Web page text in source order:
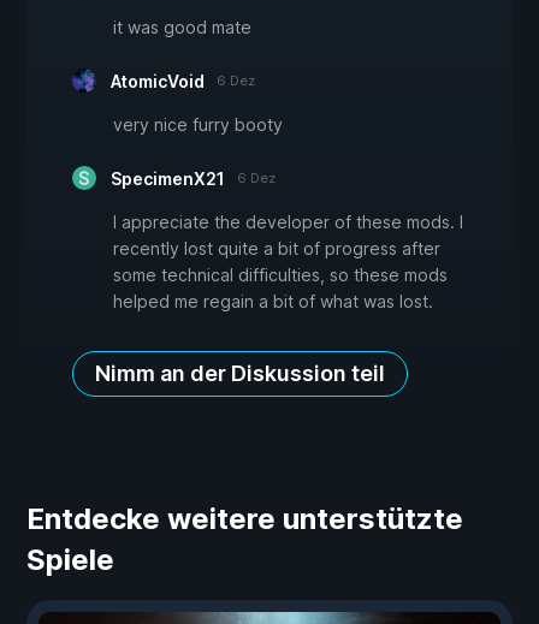
it was good mate
AtomicVoid 6 Dez
very nice furry booty
SpecimenX21 6 Dez
I appreciate the developer of these mods. I
recently lost quite a bit of progress after
some technical difficulties, so these mods
helped me regain a bit of what was lost.
Nimm an der Diskussion teil
Entdecke weitere unterstützte
Spiele